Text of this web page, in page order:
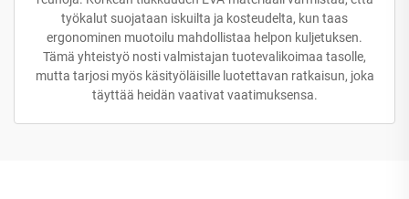
työkalut suojataan iskuilta ja kosteudelta, kun taas
ergonominen muotoilu mahdollistaa helpon kuljetuksen.
Tämä yhteistyö nosti valmistajan tuotevalikoimaa tasolle,
mutta tarjosi myös käsityöläisille luotettavan ratkaisun, joka
täyttää heidän vaativat vaatimuksensa.